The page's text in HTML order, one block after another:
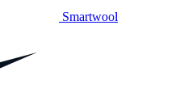
Smartwool